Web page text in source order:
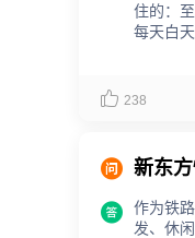
住的：
每天白
 238
 新东

作为铁
发、休